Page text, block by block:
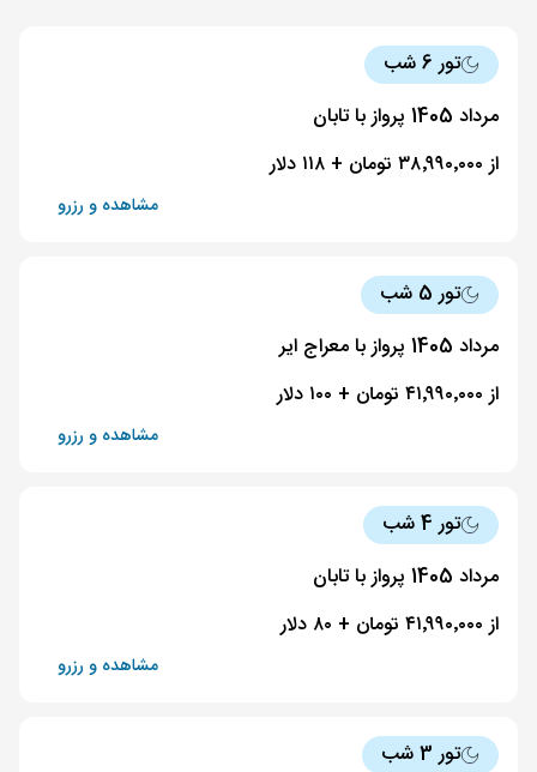
تور 6 شب
مرداد 1405 پرواز با تابان
از ۳۸٬۹۹۰٬۰۰۰ تومان + ۱۱۸ دلار
مشاهده و رزرو
تور 5 شب
مرداد 1405 پرواز با معراج ایر
از ۴۱٬۹۹۰٬۰۰۰ تومان + ۱۰۰ دلار
مشاهده و رزرو
تور 4 شب
مرداد 1405 پرواز با تابان
از ۴۱٬۹۹۰٬۰۰۰ تومان + ۸۰ دلار
مشاهده و رزرو
تور 3 شب